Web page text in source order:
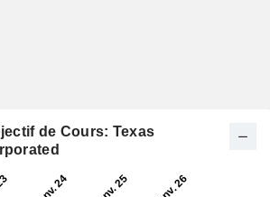
de Cours: Texas